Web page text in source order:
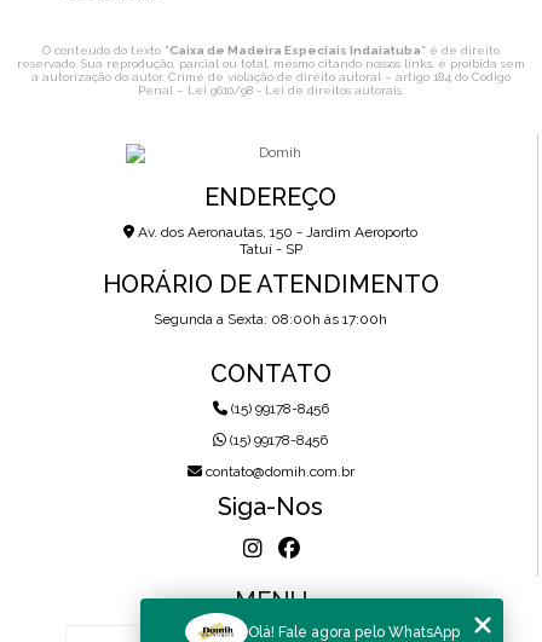
O conteúdo do texto "Caixa de Madeira Especiais Indaiatuba" é de direito
reservado. Sua reprodução, parcial ou total, mesmo citando nossos links, é proibida sem
a autorização do autor. Crime de violação de direito autoral – artigo 184 do Código
Penal – Lei 9610/98 - Lei de direitos autorais
ENDEREÇO
Av. dos Aeronautas, 150 - Jardim Aeroporto
Tatuí - SP
HORÁRIO DE ATENDIMENTO
Segunda a Sexta: 08:00h às 17:00h
CONTATO
(15) 99178-8456
(15) 99178-8456
contato@domih.com.br
Siga-Nos
MENU
Olá! Fale agora pelo WhatsApp